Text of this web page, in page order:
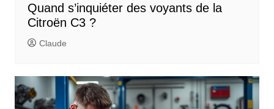
Quand s’inquiéter des voyants de la
Citroën C3 ?
Claude